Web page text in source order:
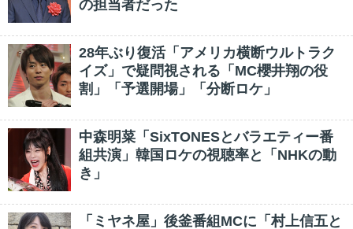
の担当者だった
28年ぶり復活「アメリカ横断ウルトラク
イズ」で疑問視される「MC櫻井翔の役
割」「予選開場」「分断ロケ」
中森明菜「SixTONESとバラエティー番
組共演」韓国ロケの視聴率と「NHKの動
き」
「ミヤネ屋」後釜番組MCに「村上信五と